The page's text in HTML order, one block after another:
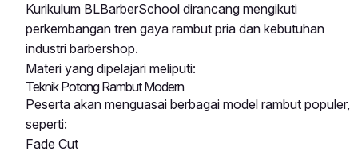
Kurikulum BLBarberSchool dirancang mengikuti
perkembangan tren gaya rambut pria dan kebutuhan
industri barbershop.
Materi yang dipelajari meliputi:
Teknik Potong Rambut Modern
Peserta akan menguasai berbagai model rambut populer,
seperti:
Fade Cut